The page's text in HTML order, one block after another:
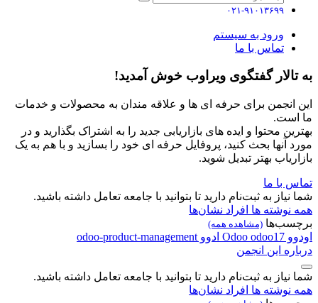
۰۲۱-۹۱۰۱۳۶۹۹
ورود به سیستم
تماس با ما
به تالار گفتگوی ویراوب خوش آمدید!
این انجمن برای حرفه ای ها و علاقه مندان به محصولات و خدمات
ما است.
بهترین محتوا و ایده های بازاریابی جدید را به اشتراک بگذارید و در
مورد آنها بحث کنید، پروفایل حرفه ای خود را بسازید و با هم به یک
بازاریاب بهتر تبدیل شوید.
تماس با ما
شما نیاز به ثبت‌نام دارید تا بتوانید با جامعه تعامل داشته باشید.
همه نوشته ها افراد نشان‌ها
برچسب‌ها (مشاهده همه)
اودوو Odoo odoo17 ادوو odoo-product-management
درباره این انجمن
شما نیاز به ثبت‌نام دارید تا بتوانید با جامعه تعامل داشته باشید.
همه نوشته ها افراد نشان‌ها